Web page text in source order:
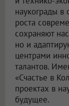
наукограды в
роста
сохраняют
но и
центрами
талантов.
«Счастье в
проектах в
будущее.